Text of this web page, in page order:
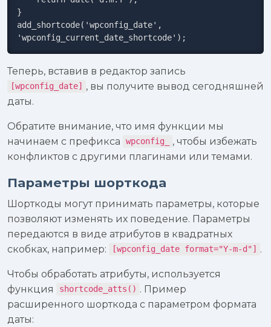
}
add_shortcode('wpconfig_date',
'wpconfig_current_date_shortcode');
Теперь, вставив в редактор запись
[wpconfig_date]
, вы получите вывод сегодняшней
даты.
Обратите внимание, что имя функции мы
начинаем с префикса
wpconfig_
, чтобы избежать
конфликтов с другими плагинами или темами.
Параметры шорткода
Шорткоды могут принимать параметры, которые
позволяют изменять их поведение. Параметры
передаются в виде атрибутов в квадратных
скобках, например:
[wpconfig_date format="Y-m-d"] .
Чтобы обработать атрибуты, используется
функция
shortcode_atts() . Пример
расширенного шорткода с параметром формата
даты: